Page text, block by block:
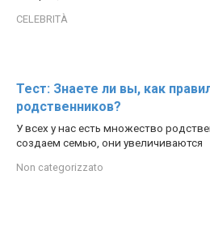
CELEBRITÀ
Тест: Знаете ли вы, как
родственников?
У всех у нас есть множество
создаем семью, они увеличиваются
Non categorizzato